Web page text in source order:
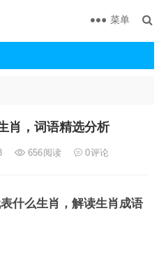
菜单
肖，词语精选分析
656阅读 0评论
什么生肖，解读生肖成语